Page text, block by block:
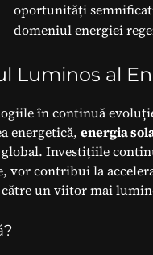
oportunități
domeniul energiei
Luminos al
în continuă
energetică, energia
Investițiile
vor contribui la
către un viitor mai